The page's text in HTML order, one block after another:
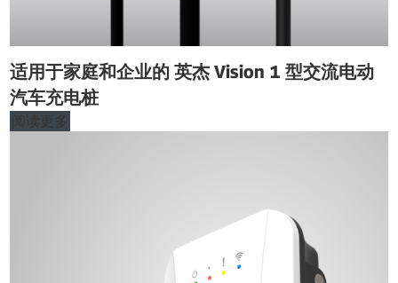
适用于家庭和企业的 英杰 Vision 1 型交流电动
汽车充电桩
阅读更多